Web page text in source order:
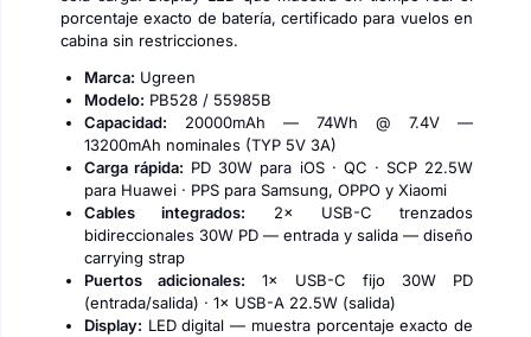
porcentaje exacto de batería, certificado para vuelos en
cabina sin restricciones.
Marca: Ugreen
Modelo: PB528 / 55985B
Capacidad: 20000mAh — 74Wh @ 7.4V —
13200mAh nominales (TYP 5V 3A)
Carga rápida: PD 30W para iOS · QC · SCP 22.5W
para Huawei · PPS para Samsung, OPPO y Xiaomi
Cables integrados: 2× USB-C trenzados
bidireccionales 30W PD — entrada y salida — diseño
carrying strap
Puertos adicionales: 1× USB-C fijo 30W PD
(entrada/salida) · 1× USB-A 22.5W (salida)
Display: LED digital — muestra porcentaje exacto de